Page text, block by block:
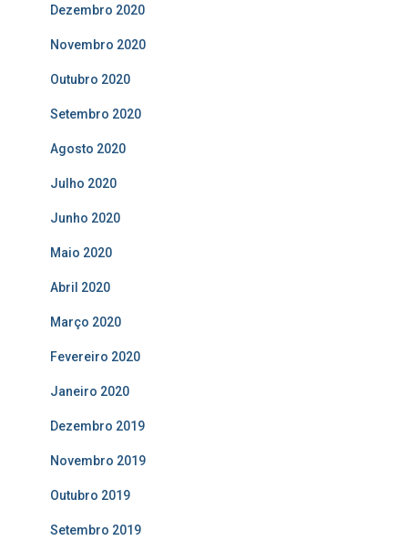
Dezembro 2020
Novembro 2020
Outubro 2020
Setembro 2020
Agosto 2020
Julho 2020
Junho 2020
Maio 2020
Abril 2020
Março 2020
Fevereiro 2020
Janeiro 2020
Dezembro 2019
Novembro 2019
Outubro 2019
Setembro 2019